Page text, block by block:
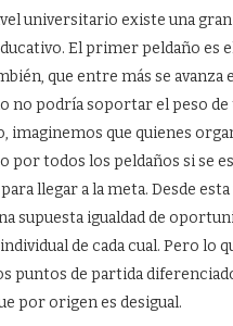
universitario existe una
El primer peldaño es
que entre más se
no podría soportar el peso
imaginemos que quienes
por todos los peldaños si se
llegar a la meta. Desde
supuesta igualdad de
de cada cual. Pero lo
puntos de partida
por origen es desigual.